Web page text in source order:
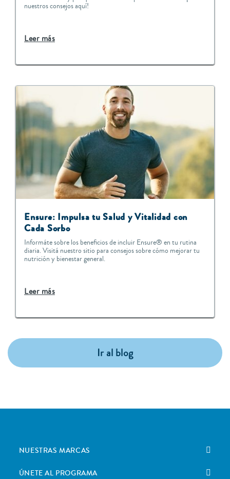
nuestros consejos aquí!
Leer más
Ensure: Impulsa tu Salud y Vitalidad con
Cada Sorbo
Informáte sobre los beneficios de incluir Ensure® en tu rutina
diaria. Visitá nuestro sitio para consejos sobre cómo mejorar tu
nutrición y bienestar general.
Leer más
Ir al blog
NUESTRAS MARCAS
ÚNETE AL PROGRAMA